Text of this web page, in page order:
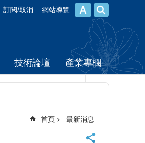
訂閱/取消 網站導覽
技術論壇 產業專欄
首頁 最新消息